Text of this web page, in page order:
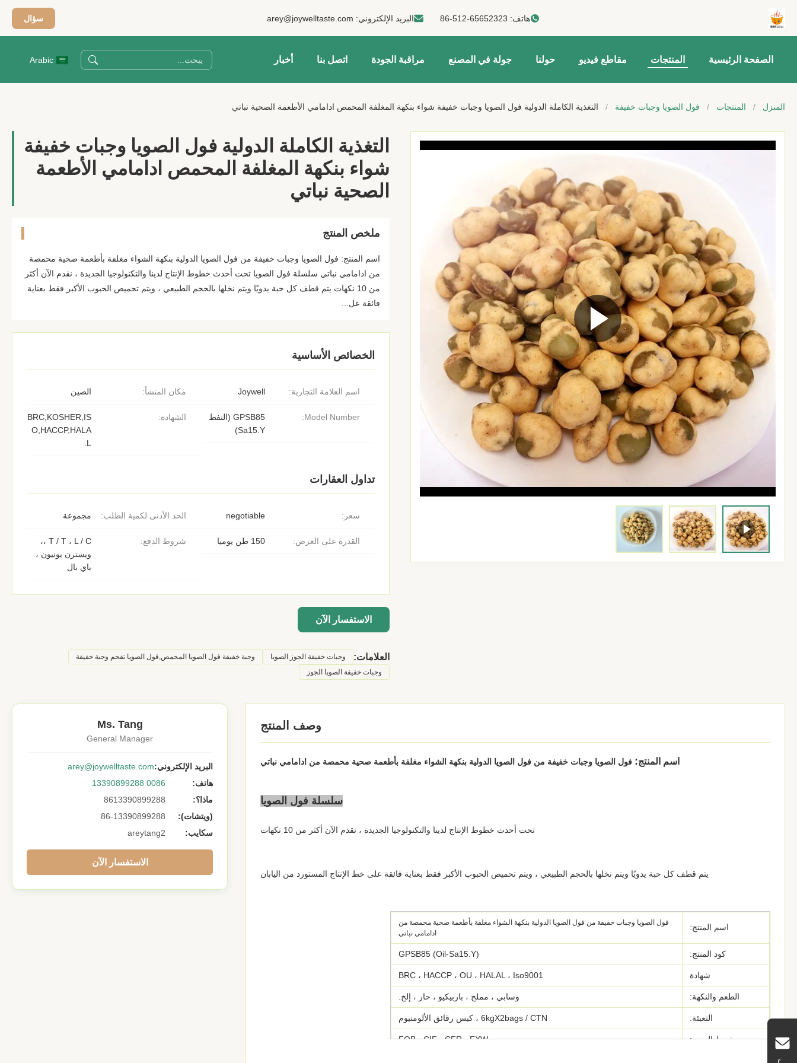
هاتف: 86-512-65652323 البريد الإلكتروني: arey@joywelltaste.com سؤال
الصفحة الرئيسية المنتجات مقاطع فيديو حولنا جولة في المصنع مراقبة الجودة اتصل بنا أخبار Arabic
المنزل / المنتجات / فول الصويا وجبات خفيفة / التغذية الكاملة الدولية فول الصويا وجبات خفيفة شواء بنكهة المغلفة المحمص ادامامي الأطعمة الصحية نباتي
التغذية الكاملة الدولية فول الصويا وجبات خفيفة
شواء بنكهة المغلفة المحمص ادامامي الأطعمة
الصحية نباتي
ملخص المنتج
اسم المنتج: فول الصويا وجبات خفيفة من فول الصويا الدولية بنكهة الشواء مغلفة بأطعمة صحية محمصة
من ادامامي نباتي سلسلة فول الصويا تحت أحدث خطوط الإنتاج لدينا والتكنولوجيا الجديدة ، نقدم الآن أكثر
من 10 نكهات يتم قطف كل حبة يدويًا ويتم نخلها بالحجم الطبيعي ، ويتم تحميص الحبوب الأكبر فقط بعناية
فائقة عل...
الخصائص الأساسية
مكان المنشأ: الصين اسم العلامة التجارية: Joywell
الشهادة:
BRC,KOSHER,IS
O,HACCP,HALA
L.
Model Number:
GPSB85 (النفط
Sa15.Y)
تداول العقارات
الحد الأدنى لكمية الطلب: مجموعة سعر: negotiable
شروط الدفع:
T / T ، L / C ،،
ويسترن يونيون ،
باي بال
القدرة على العرض: 150 طن يوميا
الاستفسار الآن
العلامات: وجبات خفيفة الجوز الصويا
وجبة خفيفة فول الصويا المحمص,فول الصويا تفحم وجبة خفيفة
وجبات خفيفة الصويا الجوز
وصف المنتج
اسم المنتج: فول الصويا وجبات خفيفة من فول الصويا الدولية بنكهة الشواء مغلفة بأطعمة صحية محمصة من ادامامي نباتي
سلسلة فول الصويا
تحت أحدث خطوط الإنتاج لدينا والتكنولوجيا الجديدة ، نقدم الآن أكثر من 10 نكهات
يتم قطف كل حبة يدويًا ويتم نخلها بالحجم الطبيعي ، ويتم تحميص الحبوب الأكبر فقط بعناية فائقة على خط الإنتاج المستورد من اليابان
اسم المنتج:
فول الصويا وجبات خفيفة من فول الصويا الدولية بنكهة الشواء مغلفة بأطعمة صحية محمصة من
ادامامي نباتي
كود المنتج: GPSB85 (Oil-Sa15.Y)
شهادة BRC ، HACCP ، OU ، HALAL ، Iso9001
الطعم والنكهة: وسابي ، مملح ، باربيكيو ، حار ، إلخ.
التعبئة: 6kgX2bags / CTN ، كيس رقائق الألومنيوم
شرط السعر: FOB ، CIF ، CFR ، EXW
Ms. Tang
General Manager
البريد الإلكتروني:arey@joywelltaste.com
هاتف:
0086 13390899288
ماذا؟:
8613390899288
(ويتشات):
86-13390899288
سكايب:
areytang2
الاستفسار الآن